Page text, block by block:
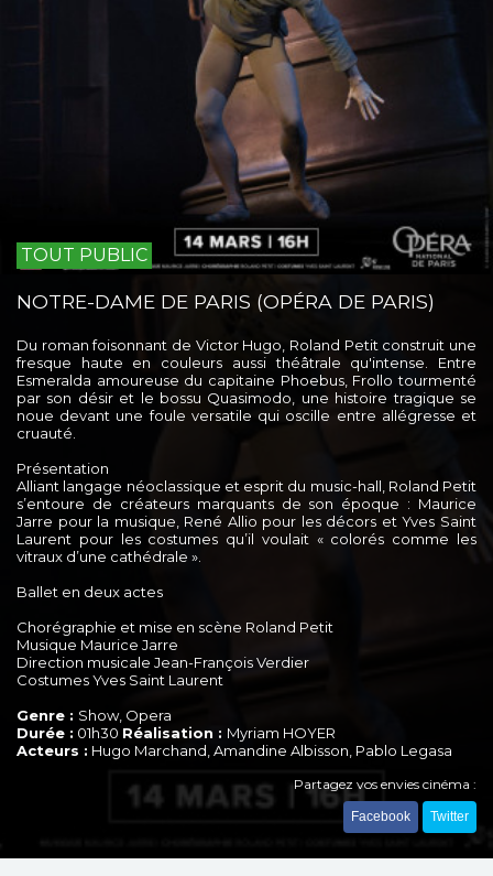
TOUT PUBLIC
NOTRE-DAME DE PARIS (OPÉRA DE PARIS)
Du roman foisonnant de Victor Hugo, Roland Petit construit une
fresque haute en couleurs aussi théâtrale qu'intense. Entre
Esmeralda amoureuse du capitaine Phoebus, Frollo tourmenté
par son désir et le bossu Quasimodo, une histoire tragique se
noue devant une foule versatile qui oscille entre allégresse et
cruauté.
Présentation
Alliant langage néoclassique et esprit du music-hall, Roland Petit
s’entoure de créateurs marquants de son époque : Maurice
Jarre pour la musique, René Allio pour les décors et Yves Saint
Laurent pour les costumes qu’il voulait « colorés comme les
vitraux d’une cathédrale ».
Ballet en deux actes
Chorégraphie et mise en scène Roland Petit
Musique Maurice Jarre
Direction musicale Jean-François Verdier
Costumes Yves Saint Laurent
Genre : Show, Opera
Durée : 01h30 Réalisation : Myriam HOYER
Acteurs : Hugo Marchand, Amandine Albisson, Pablo Legasa
Partagez vos envies cinéma :
Facebook Twitter